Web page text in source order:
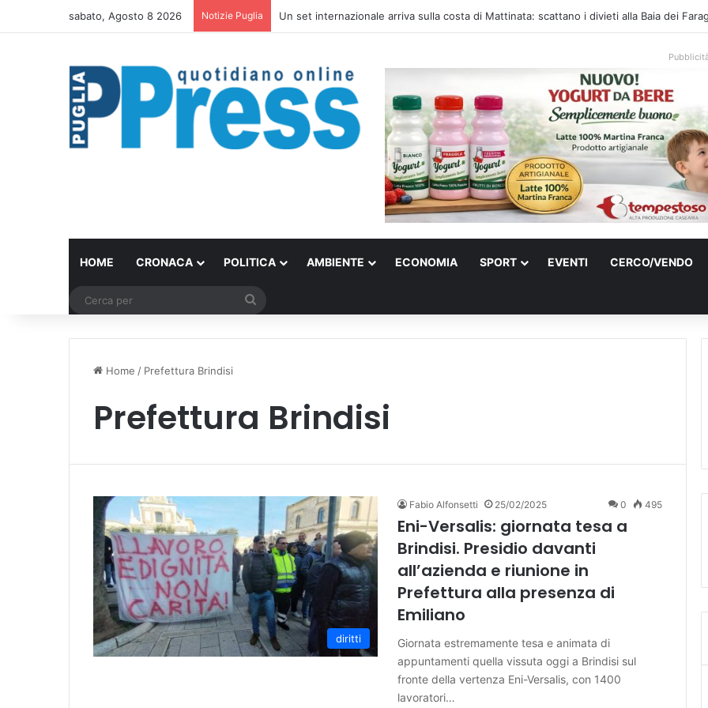
sabato, Agosto 8 2026 Notizie Puglia Un set internazionale arriva sulla costa di Mattinata: scattano i divieti alla Baia dei
HOME CRONACA POLITICA AMBIENTE ECONOMIA SPORT EVENTI CERCO/VENDO
Home / Prefettura Brindisi
Prefettura Brindisi
diritti
Fabio Alfonsetti 25/02/2025 0 495
Eni-Versalis: giornata tesa a
Brindisi. Presidio davanti
all’azienda e riunione in
Prefettura alla presenza di
Emiliano
Giornata estremamente tesa e animata di
appuntamenti quella vissuta oggi a Brindisi sul
fronte della vertenza Eni-Versalis, con 1400
lavoratori…